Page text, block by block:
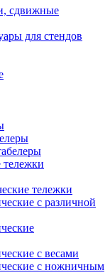
сдвижные
для стендов
тележки
тележки
с различной
с весами
с ножничным